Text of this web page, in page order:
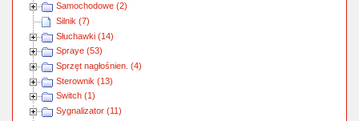
Samochodowe (2)
Silnik (7)
Słuchawki (14)
Spraye (53)
Sprzęt nagłośnien. (4)
Sterownik (13)
Switch (1)
Sygnalizator (11)